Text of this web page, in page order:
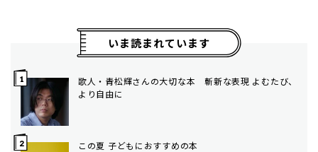
いま読まれています
歌人・青松輝さんの大切な本 斬新な表現 よむたび、
より自由に
この夏 子どもにおすすめの本